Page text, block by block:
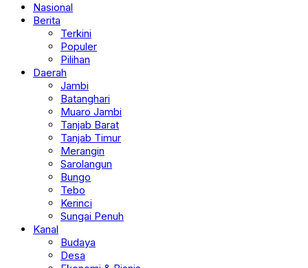
Nasional
Berita
Terkini
Populer
Pilihan
Daerah
Jambi
Batanghari
Muaro Jambi
Tanjab Barat
Tanjab Timur
Merangin
Sarolangun
Bungo
Tebo
Kerinci
Sungai Penuh
Kanal
Budaya
Desa